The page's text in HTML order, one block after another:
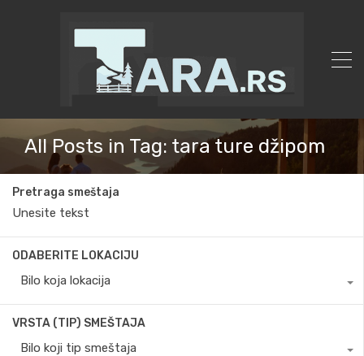
All Posts in Tag: tara ture džipom
Pretraga smeštaja
ODABERITE LOKACIJU
Bilo koja lokacija
VRSTA (TIP) SMEŠTAJA
Bilo koji tip smeštaja